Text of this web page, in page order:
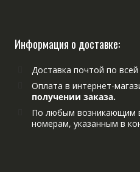
Информация о доставке:
Доставка почтой по всей
Оплата в интернет-
получении заказа.
По любым возникающим
номерам, указанным в